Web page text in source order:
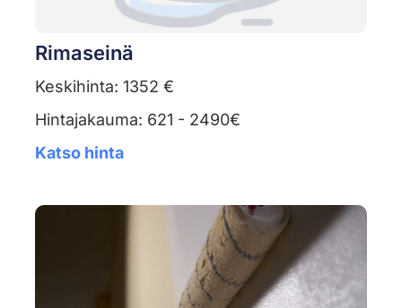
Rimaseinä
Keskihinta: 1352 €
Hintajakauma: 621 - 2490€
Katso hinta